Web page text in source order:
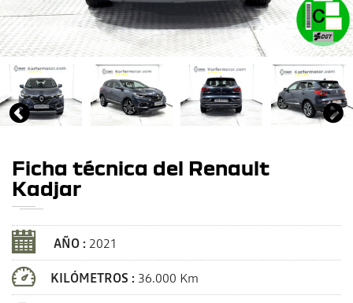
Ficha técnica del Renault
Kadjar
AÑO : 2021
KILÓMETROS : 36.000 Km